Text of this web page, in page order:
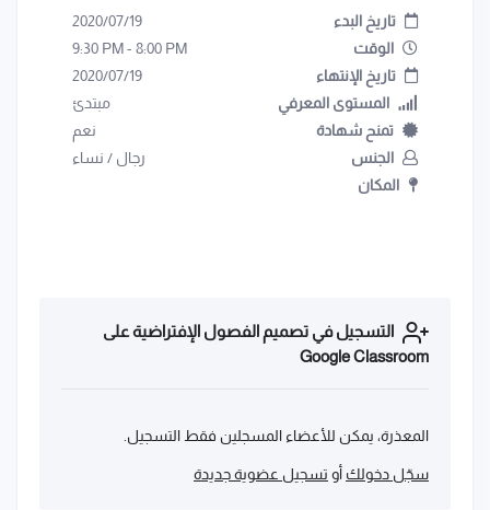
تاريخ البدء
2020/07/19
الوقت
8:00 PM
-
9:30 PM
تاريخ الإنتهاء
2020/07/19
المستوى المعرفي
مبتدئ
تمنح شهادة
نعم
الجنس
رجال / نساء
المكان
التسجيل في ‫تصميم الفصول الإفتراضية على
Google Classroom‬
المعذرة، يمكن للأعضاء المسجلين فقط التسجيل.
سجّل دخولك أو تسجيل عضوية جديدة